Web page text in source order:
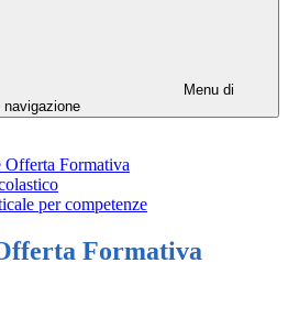
Menu di
navigazione
Offerta Formativa
per competenze
Formativa